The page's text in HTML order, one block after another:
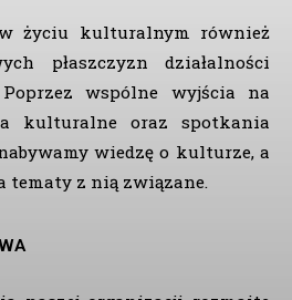
życiu kulturalnym również
płaszczyzn działalności
wspólne wyjścia na
kulturalne oraz spotkania
wiedzę o kulturze, a
tematy z nią związane.